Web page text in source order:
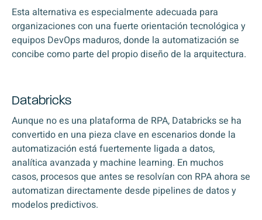
Esta alternativa es especialmente adecuada para
organizaciones con una fuerte orientación tecnológica y
equipos DevOps maduros, donde la automatización se
concibe como parte del propio diseño de la arquitectura.
Databricks
Aunque no es una plataforma de RPA, Databricks se ha
convertido en una pieza clave en escenarios donde la
automatización está fuertemente ligada a datos,
analítica avanzada y machine learning. En muchos
casos, procesos que antes se resolvían con RPA ahora se
automatizan directamente desde pipelines de datos y
modelos predictivos.